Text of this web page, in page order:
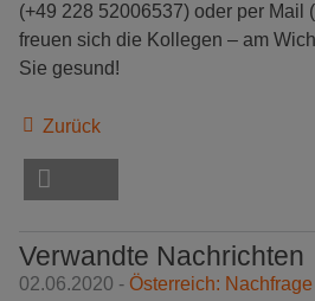
(+49 228 52006537) oder per Mail
freuen sich die Kollegen – am
Sie gesund!
Zurück
Verwandte Nachrichten
02.06.2020 - Österreich: